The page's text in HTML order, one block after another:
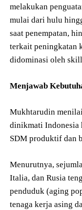
melakukan
mulai dari hulu
saat penempatan,
terkait peningkatan
didominasi oleh
Menjawab
Mukhtarudin
dinikmati Indonesia
SDM produktif dan
Menurutnya,
Italia, dan Rusia
penduduk (aging
tenaga kerja asing